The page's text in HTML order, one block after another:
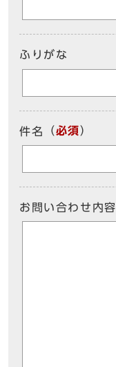
ふりがな
件名 （必須）
お問い合わせ内容